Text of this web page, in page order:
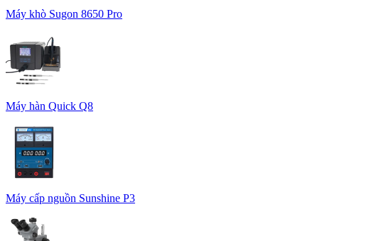
Máy khò Sugon 8650 Pro
Máy hàn Quick Q8
Máy cấp nguồn Sunshine P3